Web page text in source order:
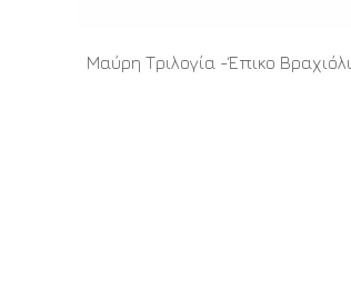
Μαύρη Τριλογία -Έπικο Βραχιόλι